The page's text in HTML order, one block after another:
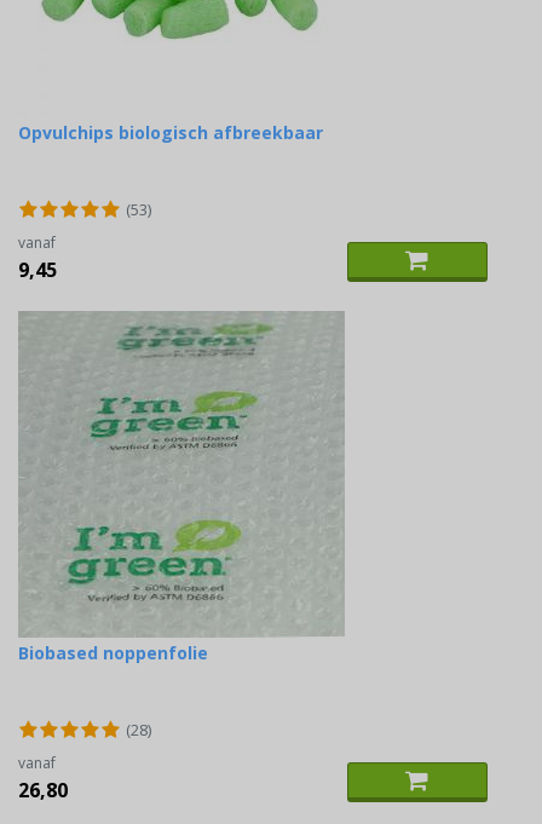
Opvulchips biologisch afbreekbaar
(53)
vanaf
9,45
Biobased noppenfolie
(28)
vanaf
26,80